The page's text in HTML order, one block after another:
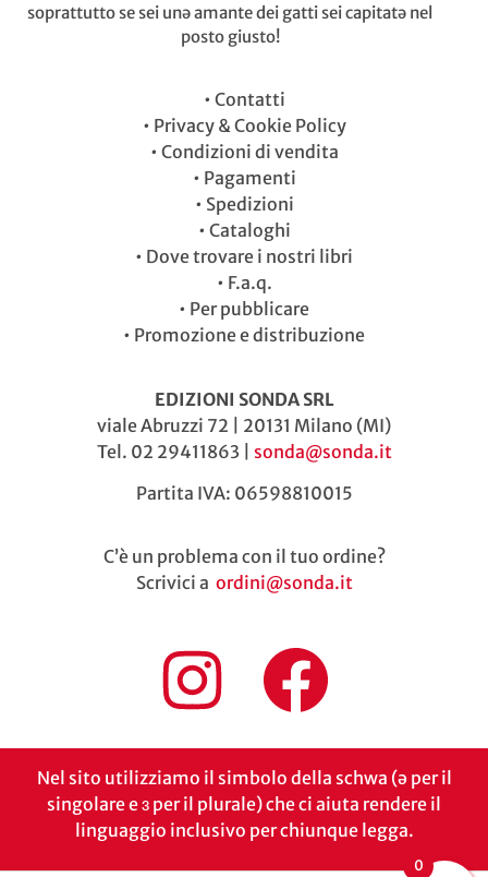
soprattutto se sei unə amante dei gatti sei capitatə nel
posto giusto!
• Contatti
• Privacy & Cookie Policy
• Condizioni di vendita
• Pagamenti
• Spedizioni
• Cataloghi
• Dove trovare i nostri libri
• F.a.q.
• Per pubblicare
• Promozione e distribuzione
EDIZIONI SONDA SRL
viale Abruzzi 72 | 20131 Milano (MI)
Tel. 02 29411863 | sonda@sonda.it
Partita IVA: 06598810015
C’è un problema con il tuo ordine?
Scrivici a ordini@sonda.it
Nel sito utilizziamo il simbolo della schwa (ə per il
singolare e ɜ per il plurale) che ci aiuta rendere il
linguaggio inclusivo per chiunque legga.
0